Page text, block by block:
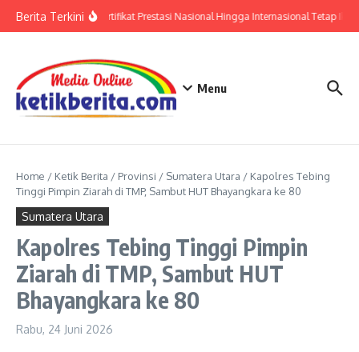
Berita TerkiniPolri: Sertifikat Prestasi Nasional Hingga Internasional Tetap Ikuti
Menu
Home / Ketik Berita / Provinsi / Sumatera Utara / Kapolres Tebing
Tinggi Pimpin Ziarah di TMP, Sambut HUT Bhayangkara ke 80
Sumatera Utara
Kapolres Tebing Tinggi Pimpin
Ziarah di TMP, Sambut HUT
Bhayangkara ke 80
Rabu, 24 Juni 2026